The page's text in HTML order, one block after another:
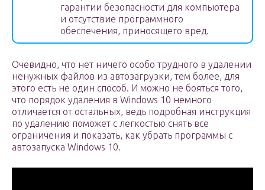
гарантии безопасности для компьютера
и отсутствие программного
обеспечения, приносящего вред.
Очевидно, что нет ничего особо трудного в удалении
ненужных файлов из автозагрузки, тем более, для
этого есть не один способ. И можно не бояться того,
что порядок удаления в Windows 10 немного
отличается от остальных, ведь подробная инструкция
по удалению поможет с легкостью снять все
ограничения и показать, как убрать программы с
автозапуска Windows 10.